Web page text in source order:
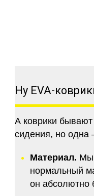
Ну EVA-
А коврики
сидения, но одна
Материал. Мы
нормальный
он абсолютно